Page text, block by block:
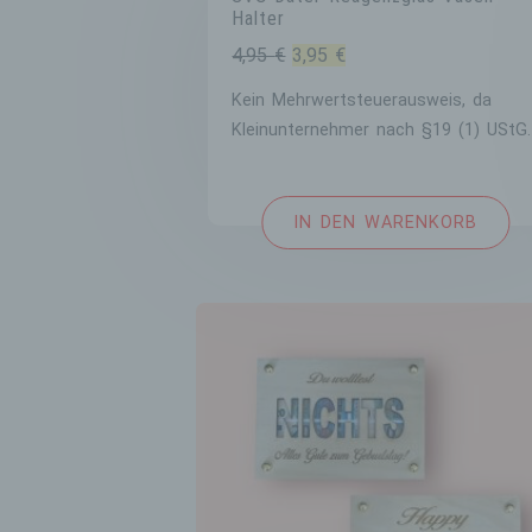
Halter
4,95€ Ursprünglicher
war:
3,95 €Aktueller
Kein Mehrwertsteuerausweis, da
Kleinunternehmer nach §19 (1) UStG.
IN DEN WARENKORB